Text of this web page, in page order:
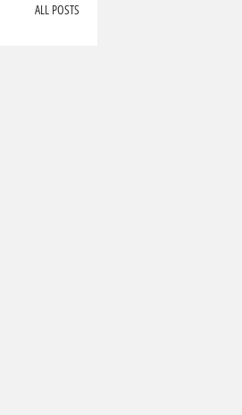
ALL POSTS